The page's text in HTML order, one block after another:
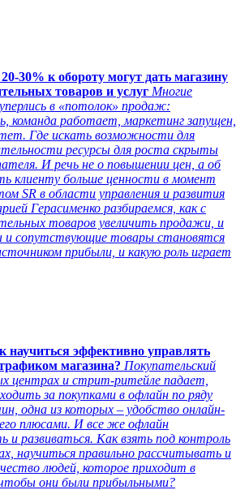
30% к обороту могут дать магазину
товаров и услуг Многие
в «потолок» продаж:
команда работает, маркетинг запущен,
Где искать возможности для
ресурсы для роста скрыты
И речь не о повышении цен, а об
клиенту больше ценности в момент
SR в области управления и развития
Герасименко разбираемся, как с
товаров увеличить продажи, и
и сопутствующие товары становятся
прибыли, и какую роль играет
научиться эффективно управлять
магазина? Покупательский
центрах и стрит-ритейле падает,
за покупками в офлайн по ряду
одна из которых – удобство онлайн-
плюсами. И все же офлайн
развиваться. Как взять под контроль
научиться правильно рассчитывать и
людей, которое приходит в
они были прибыльными?